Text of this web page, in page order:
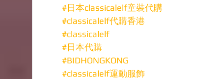
#日本classicalelf童裝代購
#classicalelf代購香港
#classicalelf
#日本代購
#BIDHONGKONG
#classicalelf運動服飾